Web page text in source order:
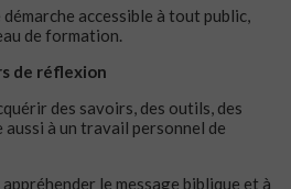
accessible à tout public,
de formation.
de réflexion
des savoirs, des outils, des
aussi à un travail personnel de
le message biblique et à